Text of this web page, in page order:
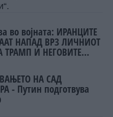
во војната: ИРАНЦИТЕ
НАПАД ВРЗ ЛИЧНИОТ
И НЕГОВИТЕ
НА САД
- Путин подготвува